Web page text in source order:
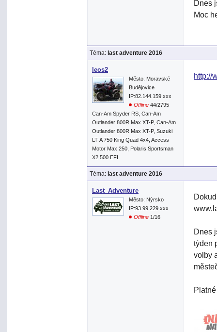
Dnes
Moc
Téma: last adventure 2016
leos2
Město: Moravské
Budějovice
IP:82.144.159.xxx
Offline 44/2795
Can-Am Spyder RS, Can-Am
Outlander 800R Max XT-P, Can-Am
Outlander 800R Max XT-P, Suzuki
LT-A 750 King Quad 4x4, Access
Motor Max 250, Polaris Sportsman
X2 500 EFI
http://
Téma: last adventure 2016
Last_Adventure
Město: Nýrsko
IP:93.99.229.xxx
Offline 1/16
Dnes
týden
volby